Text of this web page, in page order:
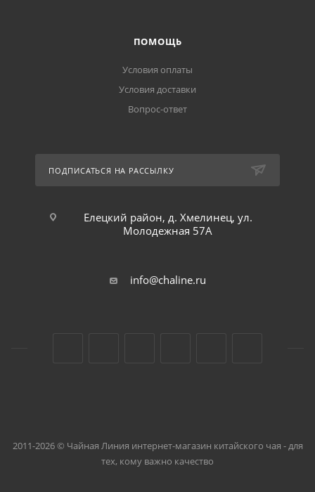
ПОМОЩЬ
Условия оплаты
Условия доставки
Вопрос-ответ
ПОДПИСАТЬСЯ НА РАССЫЛКУ
Елецкий район, д. Хмелинец, ул.
Молодежная 57А
info@chaline.ru
2011-2026 © Чайная Линия интернет-магазин китайского чая - для
тех, кому важно качество